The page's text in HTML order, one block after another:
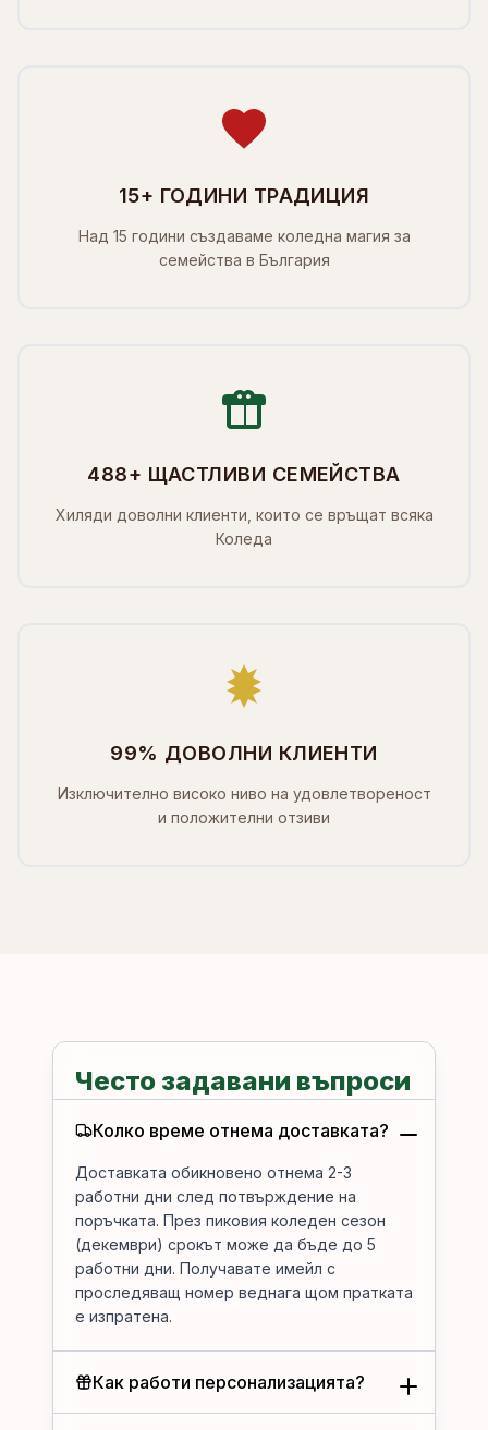
15+ ГОДИНИ ТРАДИЦИЯ
Над 15 години създаваме коледна магия за
семейства в България
488+ ЩАСТЛИВИ СЕМЕЙСТВА
Хиляди доволни клиенти, които се връщат всяка
Коледа
99% ДОВОЛНИ КЛИЕНТИ
Изключително високо ниво на удовлетвореност
и положителни отзиви
Често задавани въпроси
Колко време отнема доставката?
Доставката обикновено отнема 2-3
работни дни след потвърждение на
поръчката. През пиковия коледен сезон
(декември) срокът може да бъде до 5
работни дни. Получавате имейл с
проследяващ номер веднага щом пратката
е изпратена.
Как работи персонализацията?